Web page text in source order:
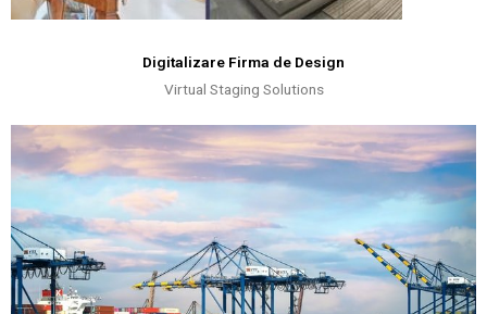
Digitalizare Firma de Design
Virtual Staging Solutions